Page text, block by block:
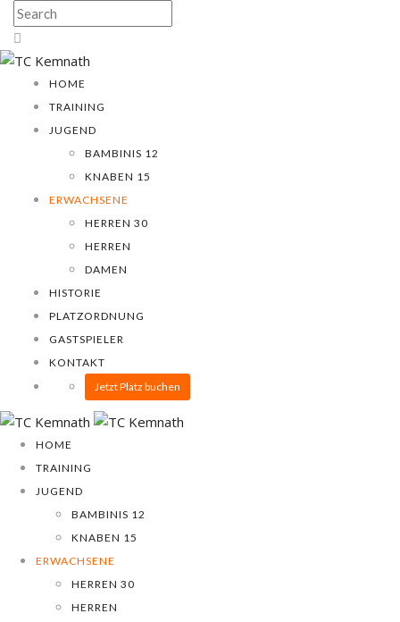
HOME
TRAINING
JUGEND
BAMBINIS 12
KNABEN 15
ERWACHSENE
HERREN 30
HERREN
DAMEN
HISTORIE
PLATZORDNUNG
GASTSPIELER
KONTAKT
Jetzt Platz buchen
HOME
TRAINING
JUGEND
BAMBINIS 12
KNABEN 15
ERWACHSENE
HERREN 30
HERREN